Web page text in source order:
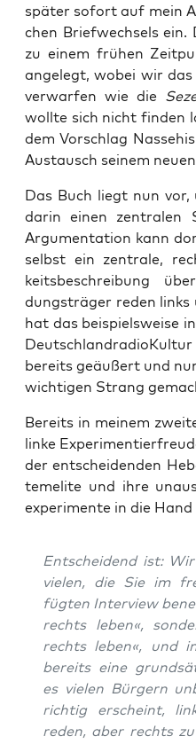
spä­ter sofort auf mein
chen Brief­wech­sels
zu einem frü­hen
ange­legt, wobei wir das
ver­war­fen wie die
woll­te sich nicht fin­den
dem Vor­schlag
Aus­tausch sei­nem
Das Buch liegt nun
dar­in einen zen­tra­len
Argu­men­ta­ti­on kann
selbst ein zen­tra­le,
keits­be­schrei­bung
dungs­trä­ger reden links
hat das bei­spiels­wei­se
bereits geäu­ßert und
wich­ti­gen Strang
Bereits in mei­nem
lin­ke
der ent­schei­den­den
te­me­li­te und ihre
expe­ri­men­te in die Hand
Ent­schei­dend ist:
vie­len, die Sie im
fügten Inter­view
rechts leben«,
rechts leben«, und
bereits eine
es vie­len Bür­gern
rich­tig erscheint,
reden, aber rechts